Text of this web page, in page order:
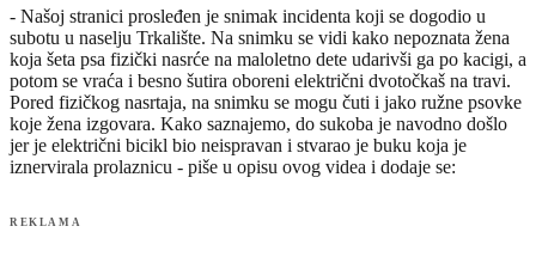
- Našoj stranici prosleđen je snimak incidenta koji se dogodio u
subotu u naselju Trkalište. Na snimku se vidi kako nepoznata žena
koja šeta psa fizički nasrće na maloletno dete udarivši ga po kacigi, a
potom se vraća i besno šutira oboreni električni dvotočkaš na travi.
Pored fizičkog nasrtaja, na snimku se mogu čuti i jako ružne psovke
koje žena izgovara. Kako saznajemo, do sukoba je navodno došlo
jer je električni bicikl bio neispravan i stvarao je buku koja je
iznervirala prolaznicu - piše u opisu ovog videa i dodaje se:
REKLAMA